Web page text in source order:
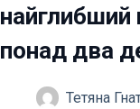
найглибший
понад два
Тетяна